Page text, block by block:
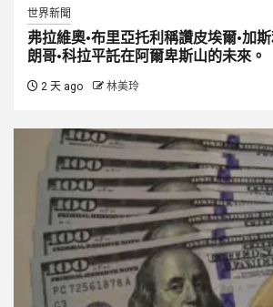
世界新聞
弗拉維奧·布里亞托利稱讚皮埃爾·加
朗哥·科拉平託在阿爾卑斯山的未來。
2 天 ago 林美玲